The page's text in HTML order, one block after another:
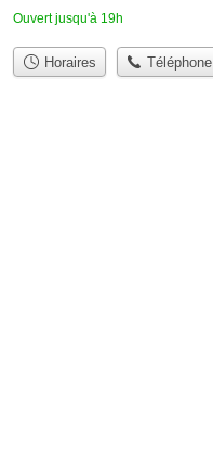
Ouvert jusqu'à 19h
Horaires Téléphone